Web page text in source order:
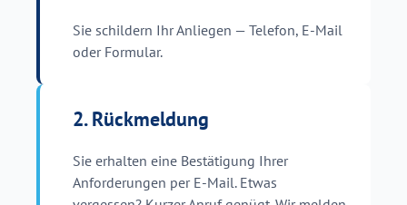
Sie schildern Ihr Anliegen — Telefon, E-Mail
oder Formular.
2. Rückmeldung
Sie erhalten eine Bestätigung Ihrer
Anforderungen per E-Mail. Etwas